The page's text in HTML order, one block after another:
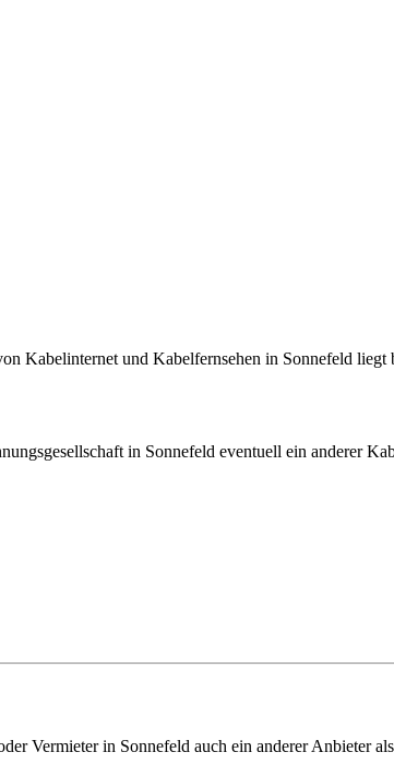
Kabelinternet und Kabelfernsehen in Sonnefeld liegt
in Sonnefeld eventuell ein anderer
Vermieter in Sonnefeld auch ein anderer Anbieter